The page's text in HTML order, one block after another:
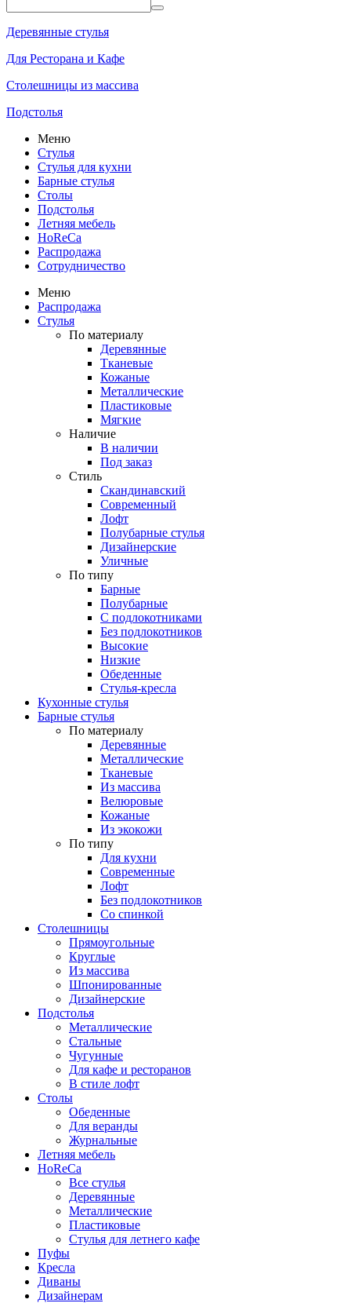
Деревянные стулья
Для Ресторана и Кафе
Столешницы из массива
Подстолья
Меню
Стулья
Стулья для кухни
Барные стулья
Столы
Подстолья
Летняя мебель
HoReCa
Распродажа
Сотрудничество
Меню
Распродажа
Стулья
По материалу
Деревянные
Тканевые
Кожаные
Металлические
Пластиковые
Мягкие
Наличие
В наличии
Под заказ
Стиль
Скандинавский
Современный
Лофт
Полубарные стулья
Дизайнерские
Уличные
По типу
Барные
Полубарные
С подлокотниками
Без подлокотников
Высокие
Низкие
Обеденные
Стулья-кресла
Кухонные стулья
Барные стулья
По материалу
Деревянные
Металлические
Тканевые
Из массива
Велюровые
Кожаные
Из экокожи
По типу
Для кухни
Современные
Лофт
Без подлокотников
Со спинкой
Столешницы
Прямоугольные
Круглые
Из массива
Шпонированные
Дизайнерские
Подстолья
Металлические
Стальные
Чугунные
Для кафе и ресторанов
В стиле лофт
Столы
Обеденные
Для веранды
Журнальные
Летняя мебель
HoReCa
Все стулья
Деревянные
Металлические
Пластиковые
Стулья для летнего кафе
Пуфы
Кресла
Диваны
Дизайнерам